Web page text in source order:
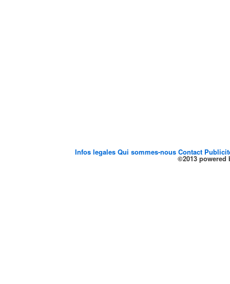
Infos legalesQui sommes-nousContact
©2013 powered